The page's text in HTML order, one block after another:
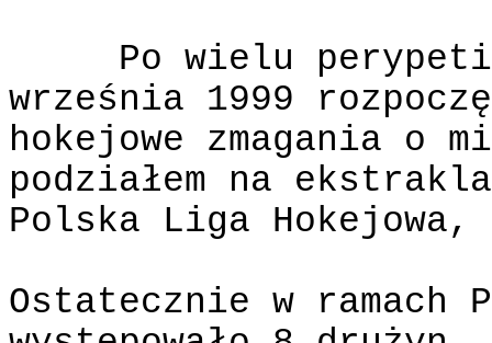
Po wielu
września 1999
hokejowe zmagania o
podziałem na
Polska Liga
Ostatecznie w